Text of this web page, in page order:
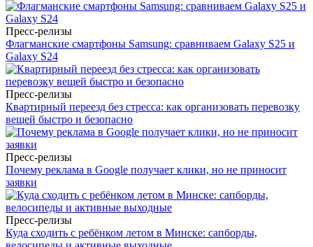
Пресс-релизы
Флагманские смартфоны Samsung: сравниваем Galaxy S25 и
Galaxy S24
Пресс-релизы
Квартирный переезд без стресса: как организовать перевозку
вещей быстро и безопасно
Пресс-релизы
Почему реклама в Google получает клики, но не приносит
заявки
Пресс-релизы
Куда сходить с ребёнком летом в Минске: сапборды,